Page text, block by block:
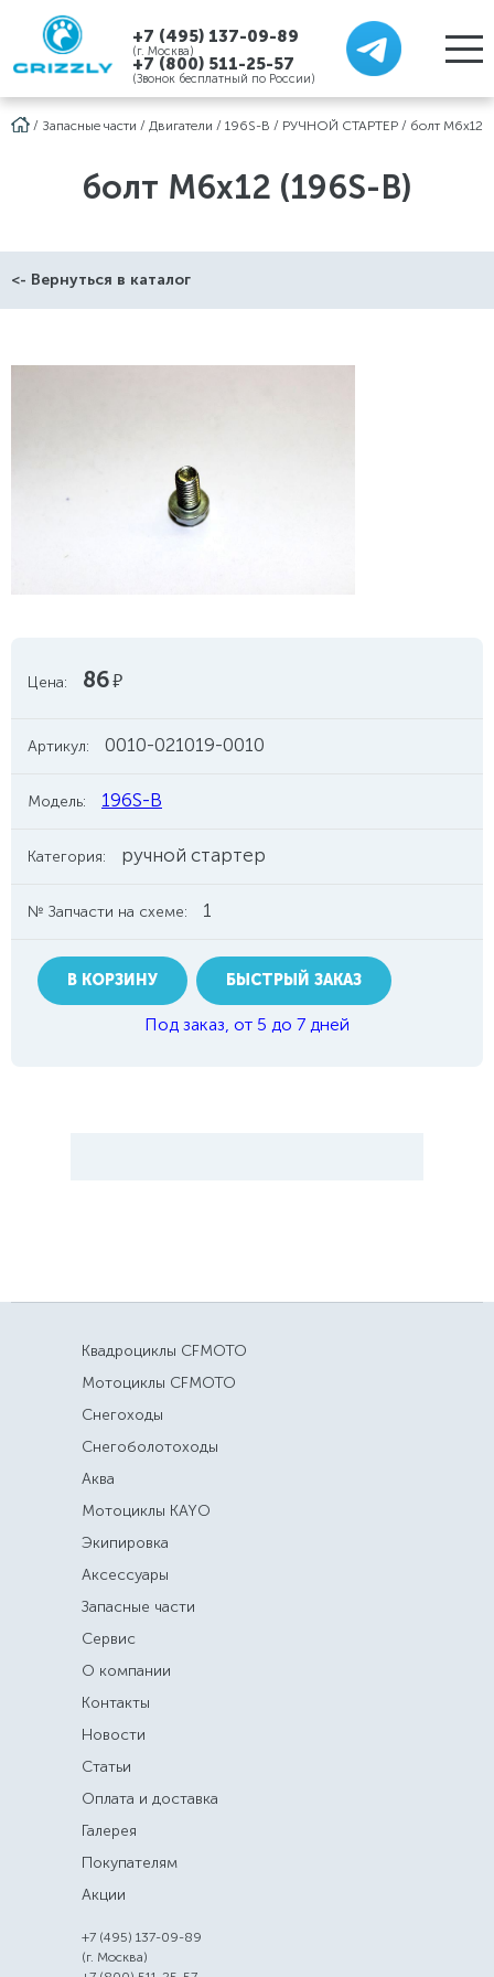
+7 (495) 137-09-89
(г. Москва)
+7 (800) 511-25-57
(Звонок бесплатный по России)
/ Запасные части / Двигатели / 196S-B / РУЧНОЙ СТАРТЕР / болт M6х12
болт M6х12 (196S-B)
<- Вернуться в каталог
Цена: 86руб.
Артикул: 0010-021019-0010
Модель: 196S-B
Категория: ручной стартер
№ Запчасти на схеме: 1
В КОРЗИНУ БЫСТРЫЙ ЗАКАЗ
Под заказ, от 5 до 7 дней
Квадроциклы CFMOTO
Мотоциклы CFMOTO
Снегоходы
Снегоболотоходы
Аква
Мотоциклы KAYO
Экипировка
Аксессуары
Запасные части
Сервис
О компании
Контакты
Новости
Статьи
Оплата и доставка
Галерея
Покупателям
Акции
+7 (495) 137-09-89
(г. Москва)